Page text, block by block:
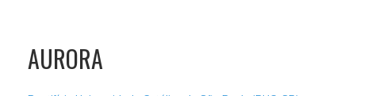
AURORA